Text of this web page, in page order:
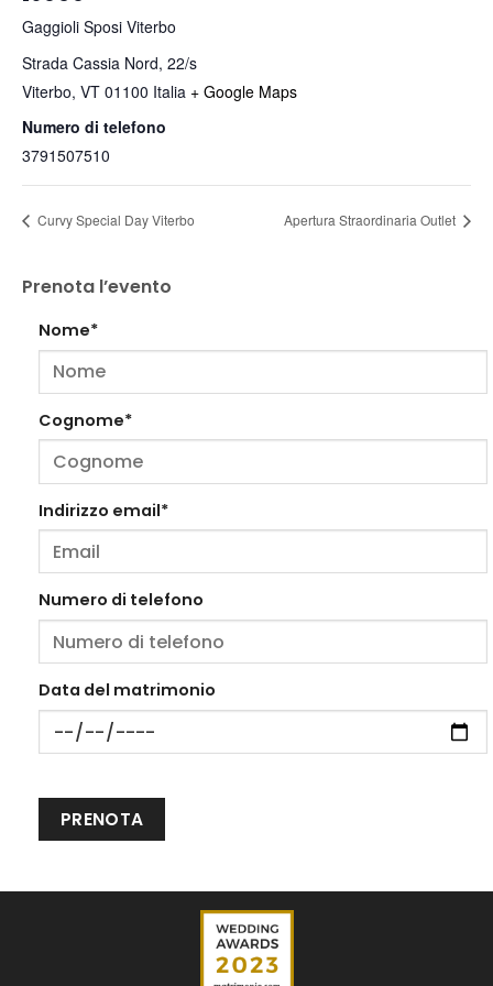
Gaggioli Sposi Viterbo
Strada Cassia Nord, 22/s
Viterbo, VT 01100 Italia + Google Maps
Numero di telefono
3791507510
Curvy Special Day Viterbo Apertura Straordinaria Outlet
Prenota l’evento
Nome*
Cognome*
Indirizzo email*
Numero di telefono
Data del matrimonio